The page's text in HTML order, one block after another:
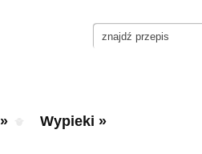
» Wypieki »